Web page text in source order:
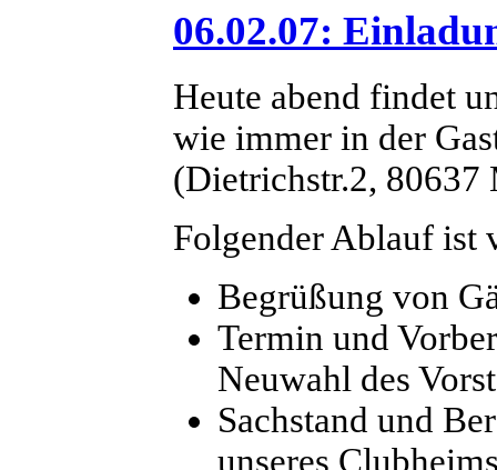
06.02.07:
Heute abend findet
wie immer in der
(Dietrichstr.2, 80637
Folgender Ablauf ist
Begrüßung von
Termin und
Neuwahl des
Sachstand und
unseres